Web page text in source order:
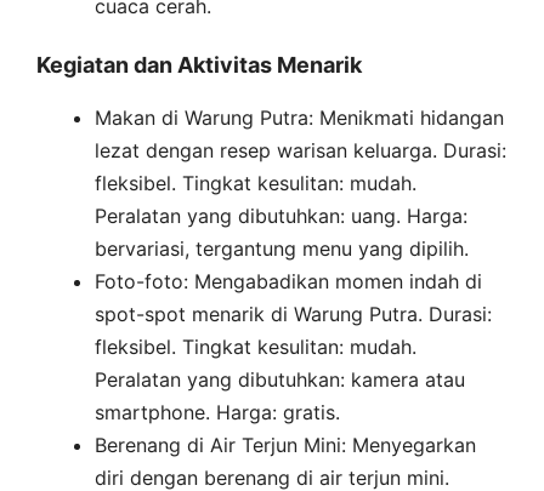
cuaca cerah.
Kegiatan dan Aktivitas Menarik
Makan di Warung Putra: Menikmati hidangan
lezat dengan resep warisan keluarga. Durasi:
fleksibel. Tingkat kesulitan: mudah.
Peralatan yang dibutuhkan: uang. Harga:
bervariasi, tergantung menu yang dipilih.
Foto-foto: Mengabadikan momen indah di
spot-spot menarik di Warung Putra. Durasi:
fleksibel. Tingkat kesulitan: mudah.
Peralatan yang dibutuhkan: kamera atau
smartphone. Harga: gratis.
Berenang di Air Terjun Mini: Menyegarkan
diri dengan berenang di air terjun mini.